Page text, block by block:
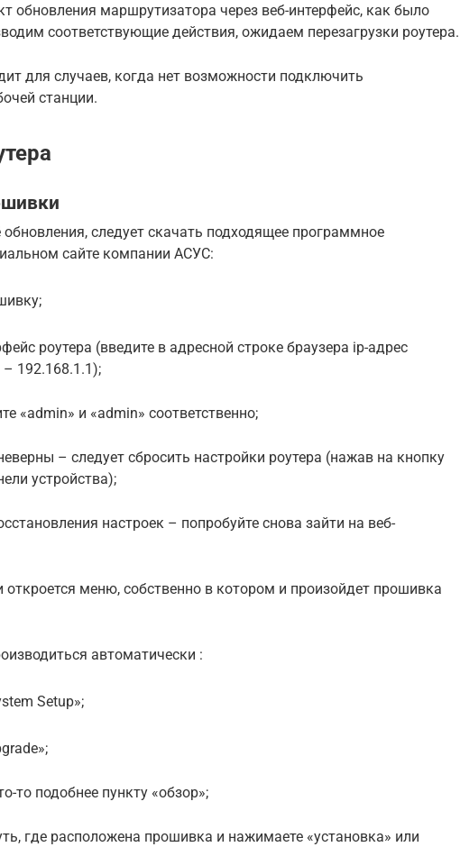
обновления маршрутизатора через веб-интерфейс, как было
соответствующие действия, ожидаем перезагрузки роутера.
для случаев, когда нет возможности подключить
станции.
следует скачать подходящее программное
сайте компании АСУС:
роутера (введите в адресной строке браузера ip-адрес
– 192.168.1.1);
«admin» и «admin» соответственно;
– следует сбросить настройки роутера (нажав на кнопку
устройства);
настроек – попробуйте снова зайти на веб-
откроется меню, собственно в котором и произойдет прошивка
автоматически :
Setup»;
то подобнее пункту «обзор»;
где расположена прошивка и нажимаете «установка» или